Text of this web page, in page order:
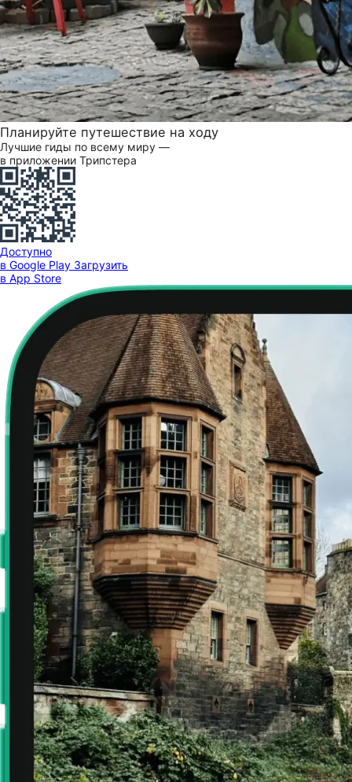
Планируйте путешествие на ходу
Лучшие гиды по всему миру —
в приложении Трипстера
Доступно
в Google Play Загрузить
в App Store